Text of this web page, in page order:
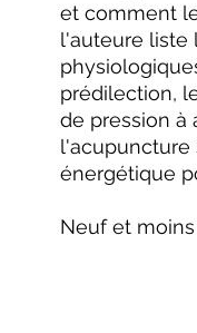
et comment
l'auteure liste
prédilection,
de pression à
l'acupuncture
énergétique
Neuf et